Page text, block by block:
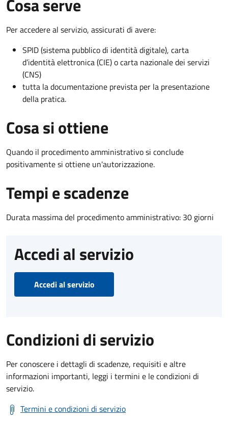
Per accedere al servizio, assicurati di avere:
SPID (sistema pubblico di identità digitale), carta
d’identità elettronica (CIE) o carta nazionale dei servizi
(CNS)
tutta la documentazione prevista per la presentazione
della pratica.
Cosa si ottiene
Quando il procedimento amministrativo si conclude
positivamente si ottiene un'autorizzazione.
Tempi e scadenze
Durata massima del procedimento amministrativo: 30 giorni
Accedi al servizio
Accedi al servizio
Condizioni di servizio
Per conoscere i dettagli di scadenze, requisiti e altre
informazioni importanti, leggi i termini e le condizioni di
servizio.
Termini e condizioni di servizio